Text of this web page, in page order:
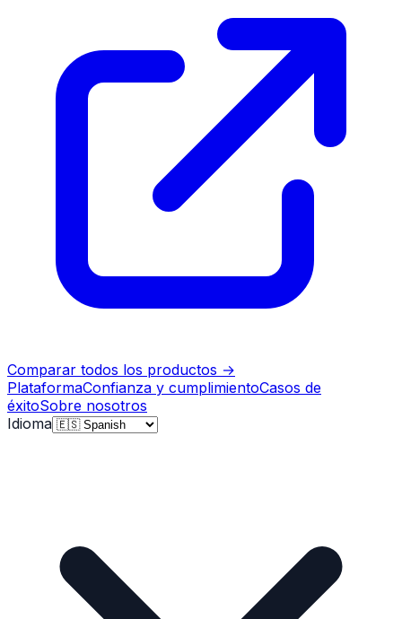
Comparar todos los productos →
PlataformaConfianza y cumplimientoCasos de
éxitoSobre nosotros
Idioma